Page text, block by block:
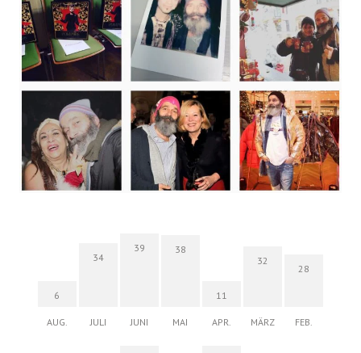
6
AUG.
34
JULI
39
JUNI
38
MAI
11
APR.
32
MÄRZ
28
FEB.